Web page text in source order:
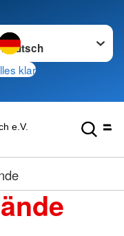
wechseln zu
klar
e.V.